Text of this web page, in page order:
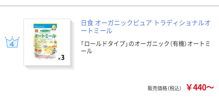
日食 オーガニックピュア トラディショナルオ
ートミール
「ロールドタイプ」のオーガニック（有機）オートミ
ール
販売価格（税込） ￥440～